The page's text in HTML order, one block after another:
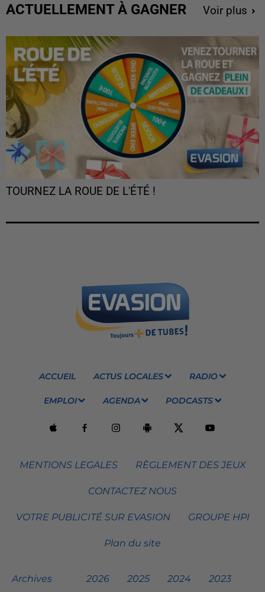
ACTUELLEMENT À GAGNER Voir plus
TOURNEZ LA ROUE DE L'ÉTÉ !
ACCUEIL ACTUS LOCALES RADIO
EMPLOI AGENDA PODCASTS
MENTIONS LEGALES RÈGLEMENT DES JEUX
CONTACTEZ NOUS
VOTRE PUBLICITÉ SUR EVASION GROUPE HPI
Plan du site
Archives 2026 2025 2024 2023